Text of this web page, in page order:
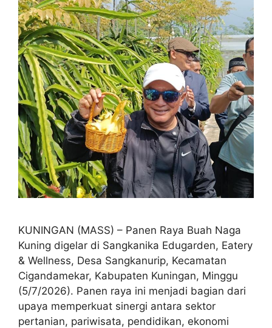
KUNINGAN (MASS) – Panen Raya Buah Naga
Kuning digelar di Sangkanika Edugarden, Eatery
& Wellness, Desa Sangkanurip, Kecamatan
Cigandamekar, Kabupaten Kuningan, Minggu
(5/7/2026). Panen raya ini menjadi bagian dari
upaya memperkuat sinergi antara sektor
pertanian, pariwisata, pendidikan, ekonomi